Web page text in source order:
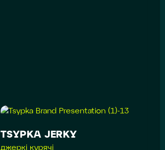
TSYPKA JERKY
джеркі курячі